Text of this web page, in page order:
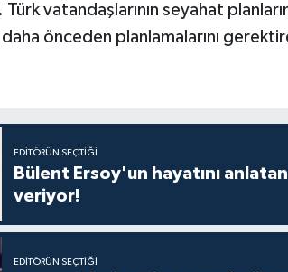
Türk vatandaşlarının seyahat
önceden planlamalarını
EDITÖRÜN SEÇTIĞI
Bülent Ersoy'un hayatını
veriyor!
EDITÖRÜN SEÇTIĞI